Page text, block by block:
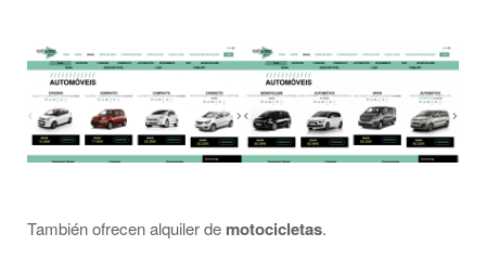
También ofrecen alquiler de motocicletas.